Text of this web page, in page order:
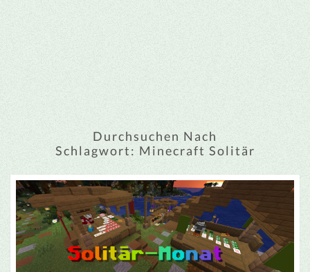
Durchsuchen Nach
Schlagwort: Minecraft Solitär